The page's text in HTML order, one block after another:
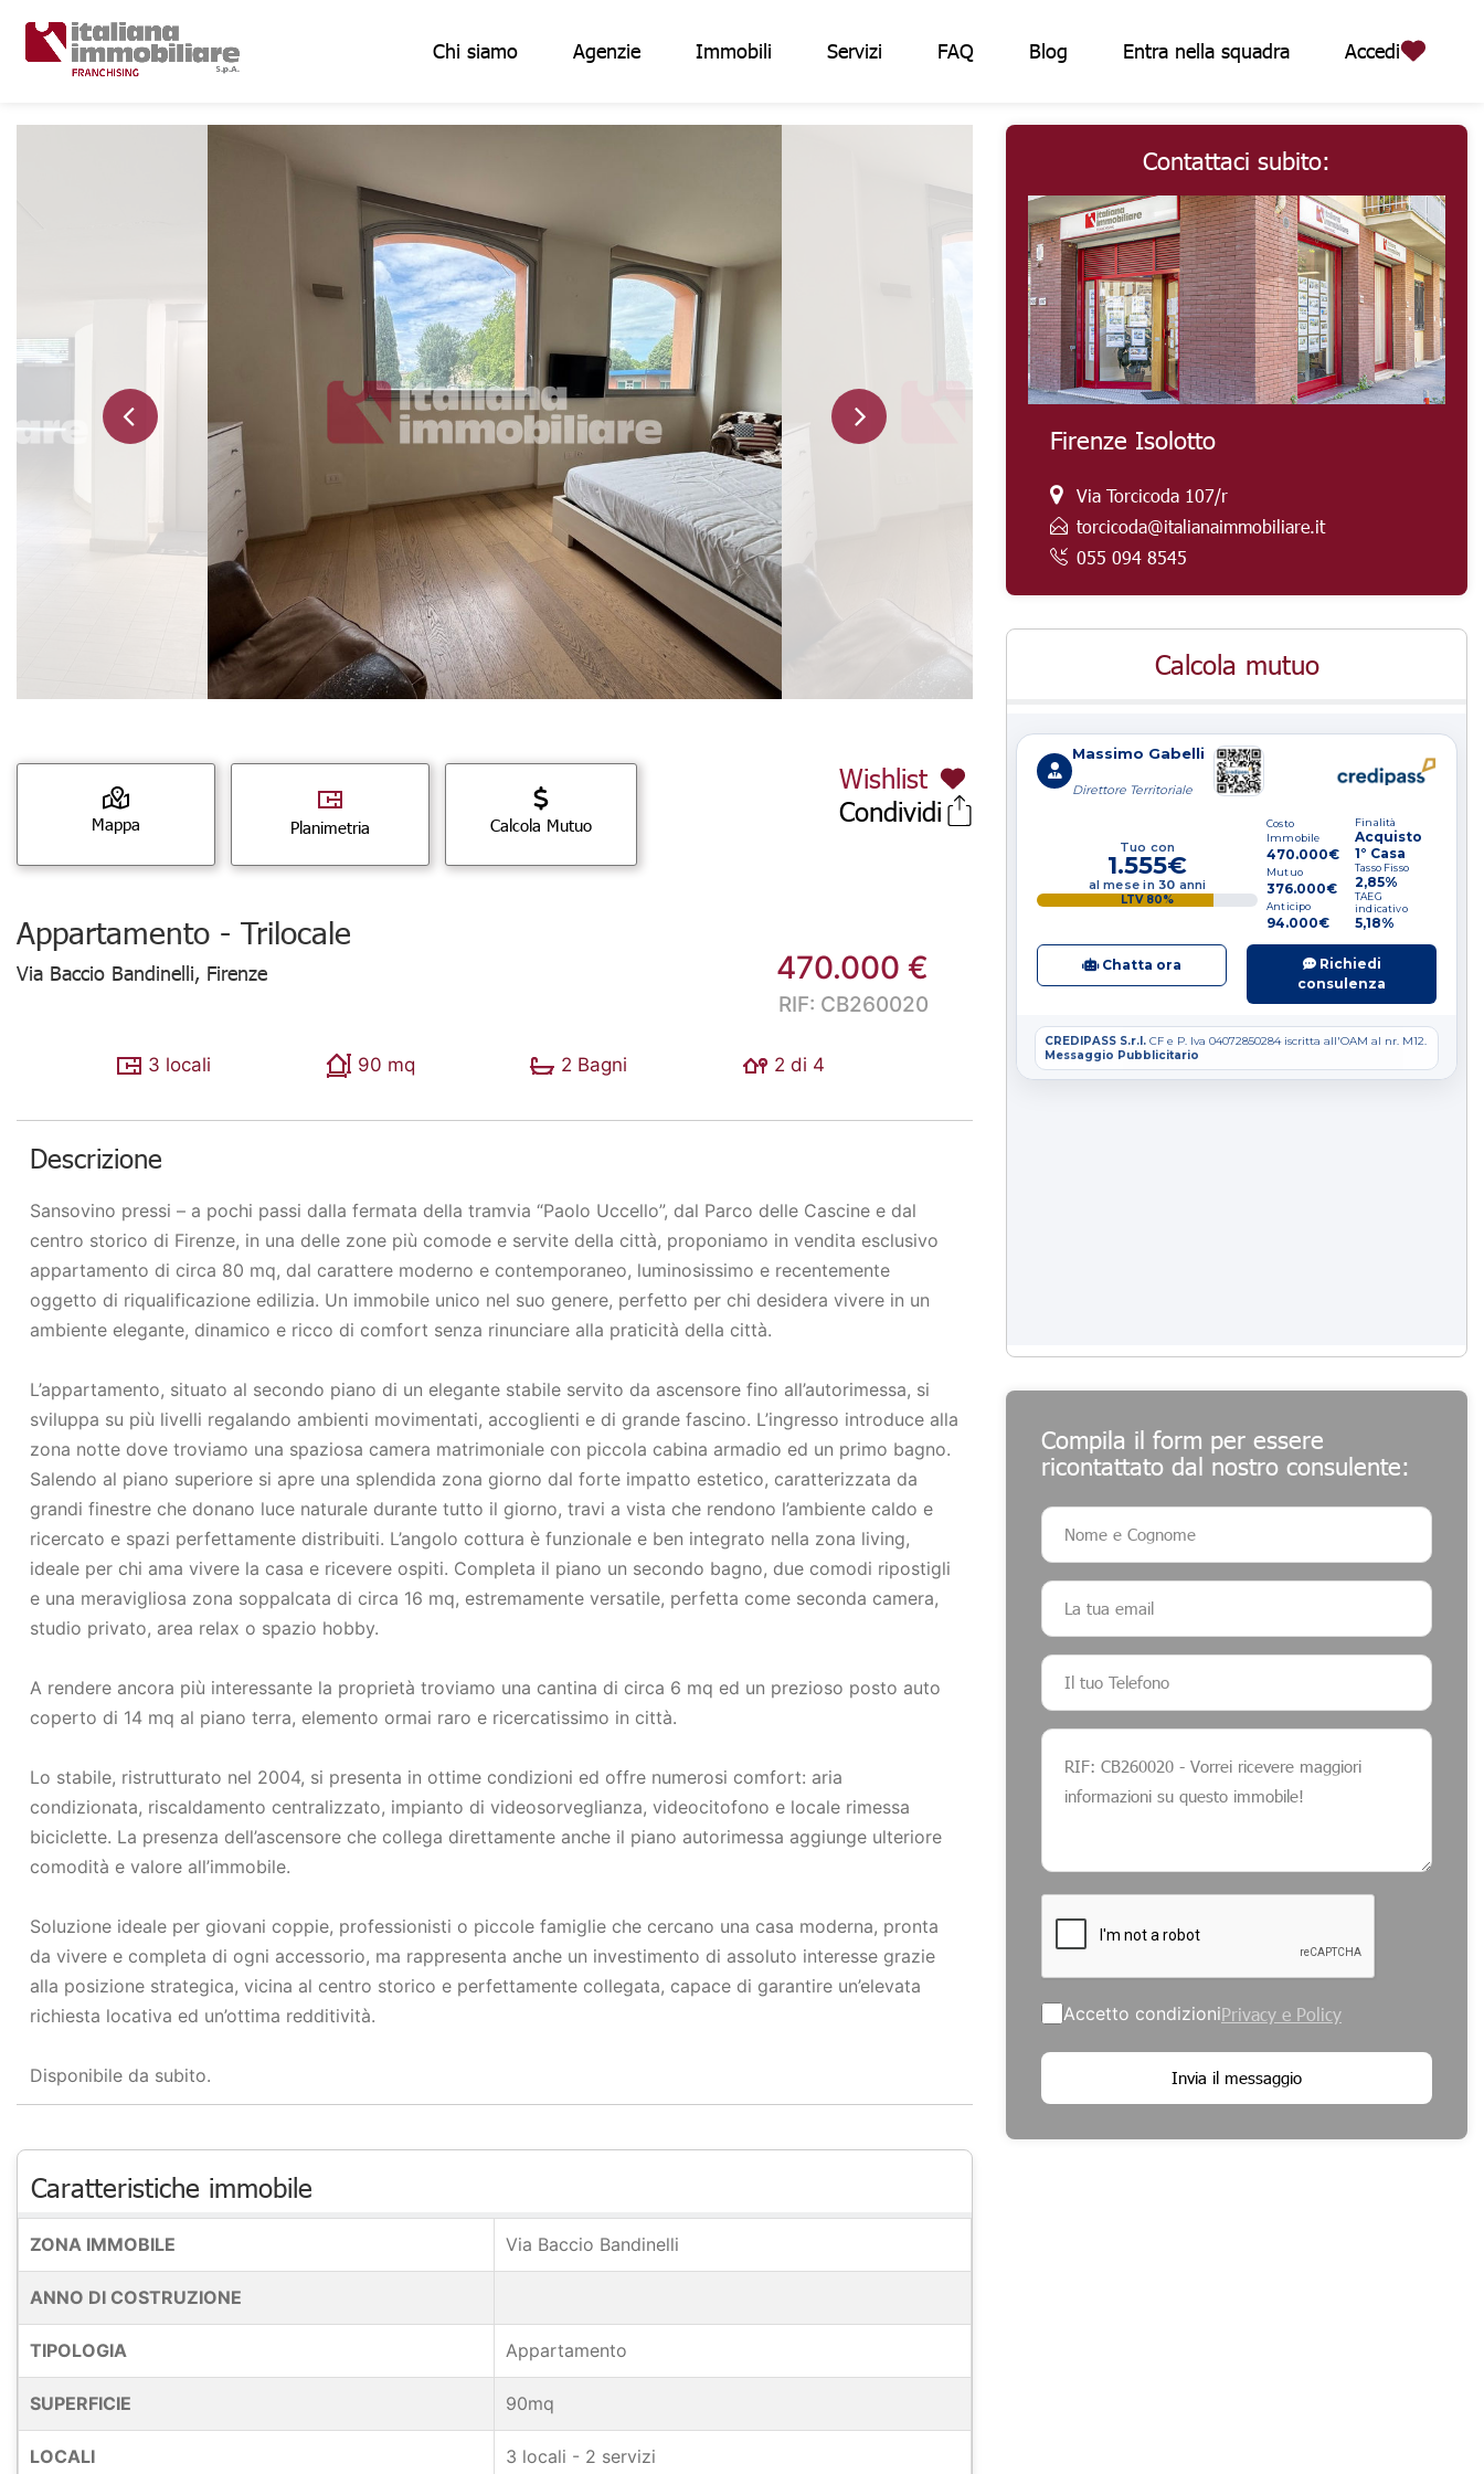
Chi siamo Agenzie Immobili Servizi FAQ Blog Entra nella squadra Accedi
Mappa Planimetria Calcola Mutuo
Wishlist
Condividi
Appartamento - Trilocale
Via Baccio Bandinelli, Firenze 470.000 €
RIF: CB260020
3 locali 90 mq 2 Bagni 2 di 4
Descrizione
Sansovino pressi – a pochi passi dalla fermata della tramvia “Paolo Uccello”, dal Parco delle Cascine e dal
centro storico di Firenze, in una delle zone più comode e servite della città, proponiamo in vendita esclusivo
appartamento di circa 80 mq, dal carattere moderno e contemporaneo, luminosissimo e recentemente
oggetto di riqualificazione edilizia. Un immobile unico nel suo genere, perfetto per chi desidera vivere in un
ambiente elegante, dinamico e ricco di comfort senza rinunciare alla praticità della città.
L’appartamento, situato al secondo piano di un elegante stabile servito da ascensore fino all’autorimessa, si
sviluppa su più livelli regalando ambienti movimentati, accoglienti e di grande fascino. L’ingresso introduce alla
zona notte dove troviamo una spaziosa camera matrimoniale con piccola cabina armadio ed un primo bagno.
Salendo al piano superiore si apre una splendida zona giorno dal forte impatto estetico, caratterizzata da
grandi finestre che donano luce naturale durante tutto il giorno, travi a vista che rendono l’ambiente caldo e
ricercato e spazi perfettamente distribuiti. L’angolo cottura è funzionale e ben integrato nella zona living,
ideale per chi ama vivere la casa e ricevere ospiti. Completa il piano un secondo bagno, due comodi ripostigli
e una meravigliosa zona soppalcata di circa 16 mq, estremamente versatile, perfetta come seconda camera,
studio privato, area relax o spazio hobby.
A rendere ancora più interessante la proprietà troviamo una cantina di circa 6 mq ed un prezioso posto auto
coperto di 14 mq al piano terra, elemento ormai raro e ricercatissimo in città.
Lo stabile, ristrutturato nel 2004, si presenta in ottime condizioni ed offre numerosi comfort: aria
condizionata, riscaldamento centralizzato, impianto di videosorveglianza, videocitofono e locale rimessa
biciclette. La presenza dell’ascensore che collega direttamente anche il piano autorimessa aggiunge ulteriore
comodità e valore all’immobile.
Soluzione ideale per giovani coppie, professionisti o piccole famiglie che cercano una casa moderna, pronta
da vivere e completa di ogni accessorio, ma rappresenta anche un investimento di assoluto interesse grazie
alla posizione strategica, vicina al centro storico e perfettamente collegata, capace di garantire un’elevata
richiesta locativa ed un’ottima redditività.
Disponibile da subito.
Caratteristiche immobile
ZONA IMMOBILE Via Baccio Bandinelli
ANNO DI COSTRUZIONE
TIPOLOGIA Appartamento
SUPERFICIE 90mq
LOCALI 3 locali - 2 servizi
Contattaci subito:
Firenze Isolotto
Via Torcicoda 107/r
torcicoda@italianaimmobiliare.it
055 094 8545
Calcola mutuo
Compila il form per essere
ricontattato dal nostro consulente:
Accetto condizioniPrivacy e Policy
Invia il messaggio